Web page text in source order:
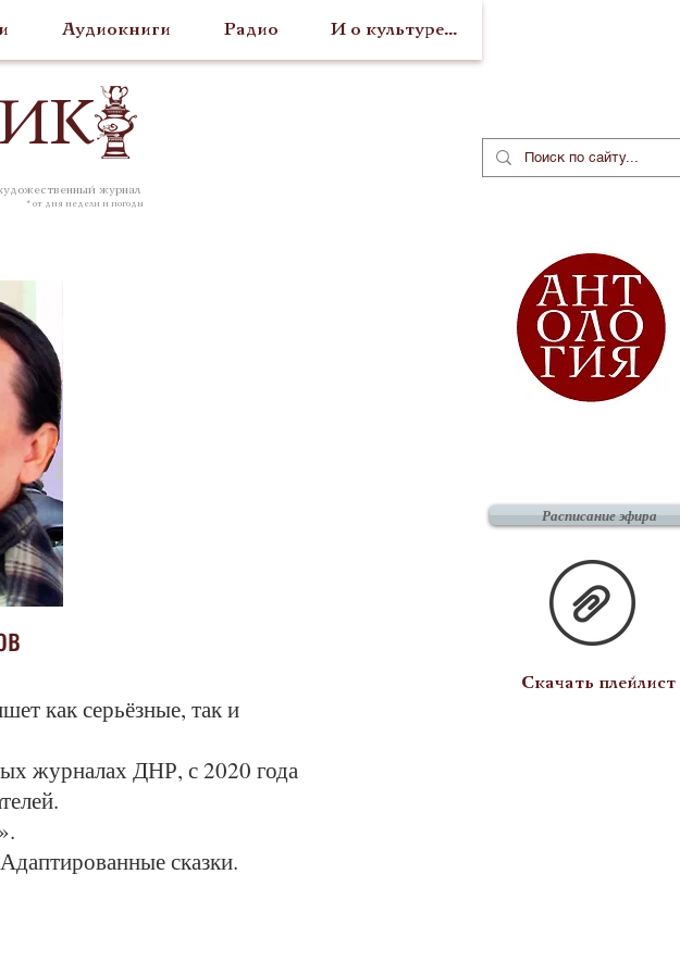
Аудиокниги Радио И о культуре...
журнал
* от дня недели и погоды
как серьёзные, так и
журналах ДНР, с 2020 года
сказки.
Расписание эфира
Скачать плейлист